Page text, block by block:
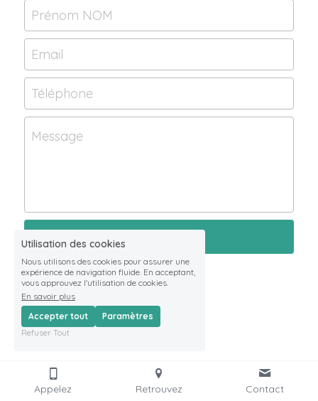
Prénom NOM
Email
Téléphone
Message
Appelez Retrouvez Contact
Utilisation des cookies
Nous utilisons des cookies pour assurer une
expérience de navigation fluide. En acceptant,
vous approuvez l'utilisation de cookies.
En savoir plus
Accepter tout
Paramètres
Refuser Tout